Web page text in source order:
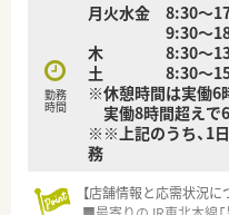
勤務
時間
月火水金 8:30～
9:30～
木 8:30～
土 8:30〜
※休憩時間は実働6
実働8時間超えで
※※上記のうち、1
務
【店舗情報と応需状況に